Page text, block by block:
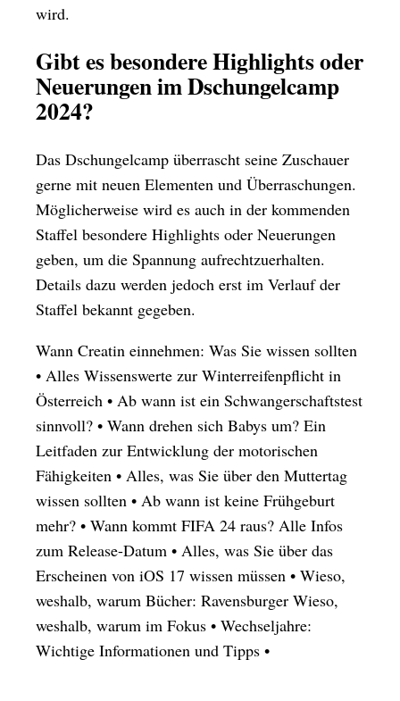
wird.
Gibt es besondere Highlights oder
Neuerungen im Dschungelcamp
2024?
Das Dschungelcamp überrascht seine Zuschauer
gerne mit neuen Elementen und Überraschungen.
Möglicherweise wird es auch in der kommenden
Staffel besondere Highlights oder Neuerungen
geben, um die Spannung aufrechtzuerhalten.
Details dazu werden jedoch erst im Verlauf der
Staffel bekannt gegeben.
Wann Creatin einnehmen: Was Sie wissen sollten
• Alles Wissenswerte zur Winterreifenpflicht in
Österreich • Ab wann ist ein Schwangerschaftstest
sinnvoll? • Wann drehen sich Babys um? Ein
Leitfaden zur Entwicklung der motorischen
Fähigkeiten • Alles, was Sie über den Muttertag
wissen sollten • Ab wann ist keine Frühgeburt
mehr? • Wann kommt FIFA 24 raus? Alle Infos
zum Release-Datum • Alles, was Sie über das
Erscheinen von iOS 17 wissen müssen • Wieso,
weshalb, warum Bücher: Ravensburger Wieso,
weshalb, warum im Fokus • Wechseljahre:
Wichtige Informationen und Tipps •